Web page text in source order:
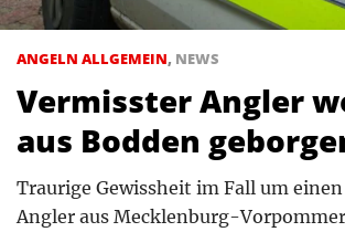
ANGELN ALLGEMEIN, NEWS
Vermisster Angler
aus Bodden
Traurige Gewissheit im Fall um
Angler aus Mecklenburg-